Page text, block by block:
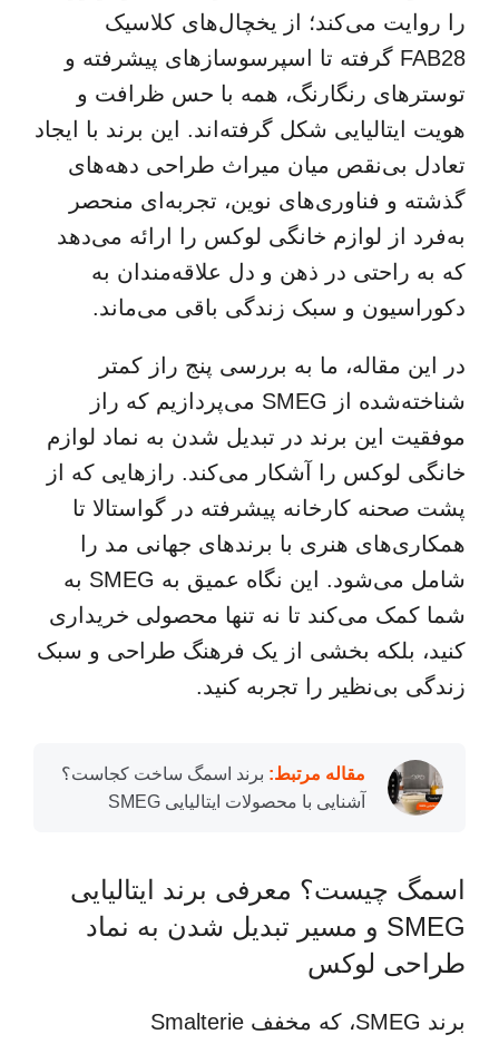
را روایت می‌کند؛ از یخچال‌های کلاسیک
FAB28 گرفته تا اسپرسوسازهای پیشرفته و
توسترهای رنگارنگ، همه با حس ظرافت و
هویت ایتالیایی شکل گرفته‌اند. این برند با ایجاد
تعادل بی‌نقص میان میراث طراحی دهه‌های
گذشته و فناوری‌های نوین، تجربه‌ای منحصر
به‌فرد از لوازم خانگی لوکس را ارائه می‌دهد
که به راحتی در ذهن و دل علاقه‌مندان به
دکوراسیون و سبک زندگی باقی می‌ماند.
در این مقاله، ما به بررسی پنج راز کمتر
شناخته‌شده از SMEG می‌پردازیم که راز
موفقیت این برند در تبدیل شدن به نماد لوازم
خانگی لوکس را آشکار می‌کند. رازهایی که از
پشت صحنه کارخانه پیشرفته در گواستالا تا
همکاری‌های هنری با برندهای جهانی مد را
شامل می‌شود. این نگاه عمیق به SMEG به
شما کمک می‌کند تا نه تنها محصولی خریداری
کنید، بلکه بخشی از یک فرهنگ طراحی و سبک
زندگی بی‌نظیر را تجربه کنید.
مقاله مرتبط: برند اسمگ ساخت کجاست؟
آشنایی با محصولات ایتالیایی SMEG
اسمگ چیست؟ معرفی برند ایتالیایی
SMEG و مسیر تبدیل شدن به نماد
طراحی لوکس
برند SMEG، که مخفف Smalterie